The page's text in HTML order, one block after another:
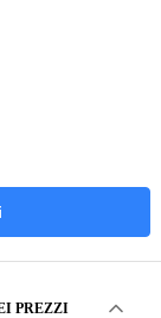
PREZZI